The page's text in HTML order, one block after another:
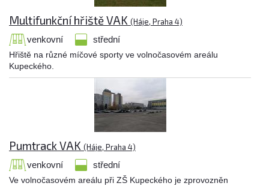
Multifunkční hřiště VAK (Háje, Praha 4)
venkovní střední
Hřiště na různé míčové sporty ve volnočasovém areálu
Kupeckého.
Pumtrack VAK (Háje, Praha 4)
venkovní střední
Ve volnočasovém areálu při ZŠ Kupeckého je zprovozněn